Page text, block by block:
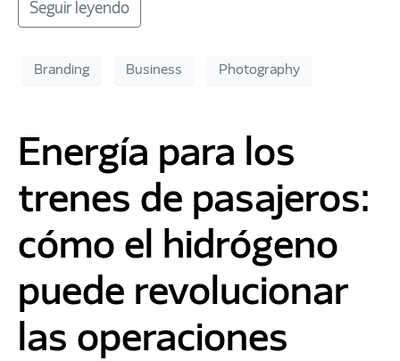
Seguir leyendo
Branding Business Photography
Energía para los
trenes de pasajeros:
cómo el hidrógeno
puede revolucionar
las operaciones